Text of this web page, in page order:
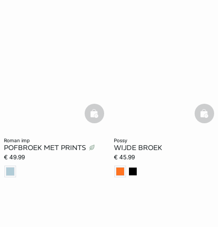
roman imp
POFBROEK MET PRINTS
€ 49.99
basketfull
possy
WIJDE BROEK
€ 45.99